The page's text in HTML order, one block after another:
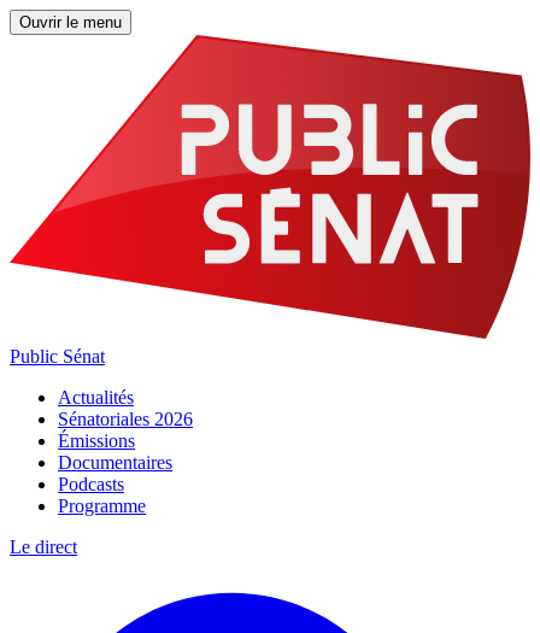
Ouvrir le menu
Public Sénat
Actualités
Sénatoriales 2026
Émissions
Documentaires
Podcasts
Programme
Le direct